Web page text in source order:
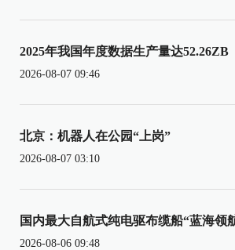
2025年我国年度数据生产量达52.26ZB
2026-08-07 09:46
北京：机器人在公园“上岗”
2026-08-07 03:10
国内最大自航式纯电驱布缆船“蓝海领
2026-08-06 09:48